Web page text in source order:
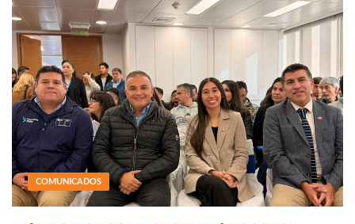
COMUNICADOS